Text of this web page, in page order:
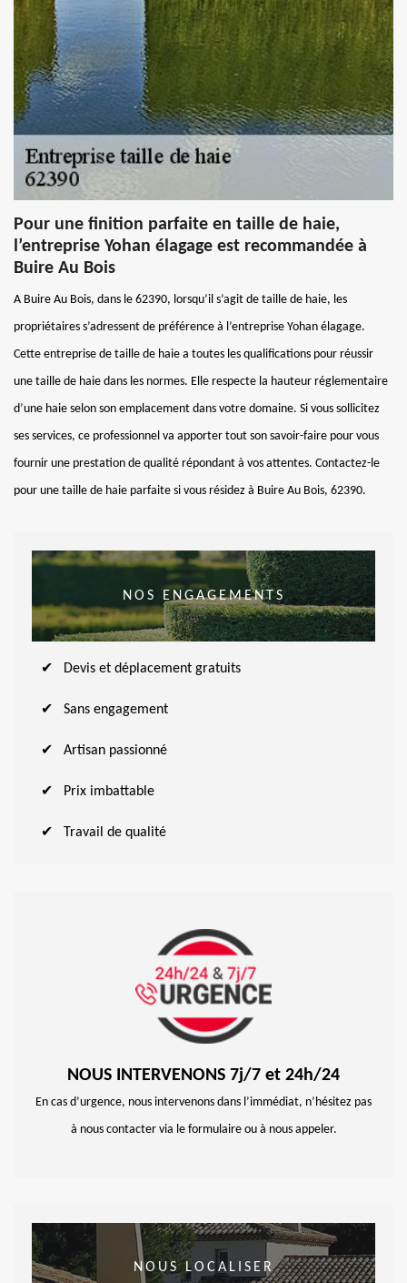
Pour une finition parfaite en taille de haie,
l’entreprise Yohan élagage est recommandée à
Buire Au Bois
A Buire Au Bois, dans le 62390, lorsqu’il s’agit de taille de haie, les
propriétaires s’adressent de préférence à l’entreprise Yohan élagage.
Cette entreprise de taille de haie a toutes les qualifications pour réussir
une taille de haie dans les normes. Elle respecte la hauteur réglementaire
d’une haie selon son emplacement dans votre domaine. Si vous sollicitez
ses services, ce professionnel va apporter tout son savoir-faire pour vous
fournir une prestation de qualité répondant à vos attentes. Contactez-le
pour une taille de haie parfaite si vous résidez à Buire Au Bois, 62390.
NOS ENGAGEMENTS
Devis et déplacement gratuits
Sans engagement
Artisan passionné
Prix imbattable
Travail de qualité
NOUS INTERVENONS 7j/7 et 24h/24
En cas d’urgence, nous intervenons dans l’immédiat, n’hésitez pas
à nous contacter via le formulaire ou à nous appeler.
NOUS LOCALISER